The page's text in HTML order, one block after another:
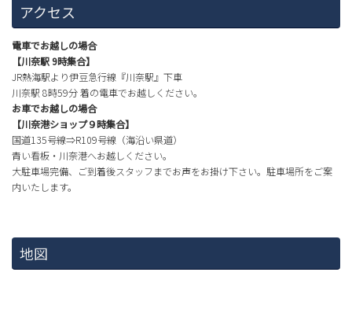
アクセス
電車でお越しの場合
【川奈駅 9時集合】
JR熱海駅より伊豆急行線『川奈駅』下車
川奈駅 8時59分 着の電車でお越しください。
お車でお越しの場合
【川奈港ショップ９時集合】
国道135号線⇒R109号線（海沿い県道）
青い看板・川奈港へお越しください。
大駐車場完備、ご到着後スタッフまでお声をお掛け下さい。駐車場所をご案
内いたします。
地図